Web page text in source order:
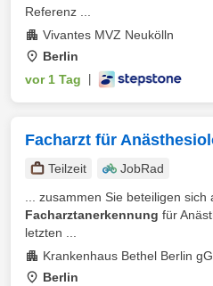
Referenz ...
Vivantes MVZ Neukölln
Berlin
vor 1 Tag
Facharzt für
Teilzeit
JobRad
... zusammen Sie beteiligen
Facharztanerkennung für
letzten ...
Krankenhaus Bethel Berlin
Berlin